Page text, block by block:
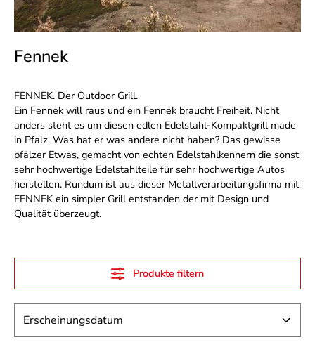
Fennek
FENNEK. Der Outdoor Grill.
Ein Fennek will raus und ein Fennek braucht Freiheit. Nicht
anders steht es um diesen edlen Edelstahl-Kompaktgrill made
in Pfalz. Was hat er was andere nicht haben? Das gewisse
pfälzer Etwas, gemacht von echten Edelstahlkennern die sonst
sehr hochwertige Edelstahlteile für sehr hochwertige Autos
herstellen. Rundum ist aus dieser Metallverarbeitungsfirma mit
FENNEK ein simpler Grill entstanden der mit Design und
Qualität überzeugt.
Produkte filtern